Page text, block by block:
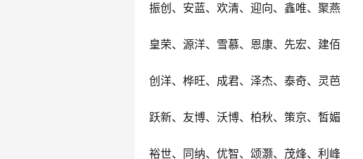
振创、安蓝、欢清、迎向、鑫唯、聚燕
皇荣、源洋、雪慕、恩康、先宏、建佰
创洋、桦旺、成君、泽杰、泰奇、灵芭
跃新、友博、沃博、柏秋、策京、皙媚
裕世、同纳、优智、颂灏、茂烽、利峰